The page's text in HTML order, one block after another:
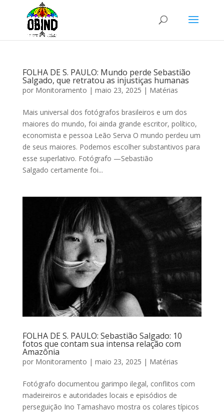
FOLHA DE S. PAULO: Mundo perde Sebastião
Salgado, que retratou as injustiças humanas
por Monitoramento | maio 23, 2025 | Matérias
Mais universal dos fotógrafos brasileiros e um dos
maiores do mundo, foi ainda grande escritor, político,
economista e pessoa Leão Serva O mundo perdeu um
de seus maiores. Podemos escolher substantivos para
esse superlativo. Fotógrafo —Sebastião
Salgado certamente foi...
FOLHA DE S. PAULO: Sebastião Salgado: 10
fotos que contam sua intensa relação com
Amazônia
por Monitoramento | maio 23, 2025 | Matérias
Fotógrafo documentou garimpo ilegal, conflitos com
madeireiros e autoridades locais e episódios de
perseguição Ino Tamashavo mostra os colares típicos